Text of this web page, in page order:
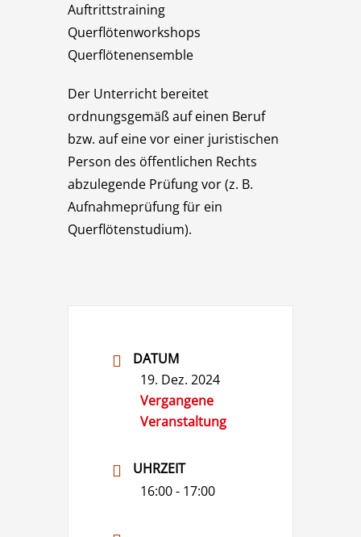
Auftrittstraining
Querflötenworkshops
Querflötenensemble
Der Unterricht bereitet
ordnungsgemäß auf einen Beruf
bzw. auf eine vor einer juristischen
Person des öffentlichen Rechts
abzulegende Prüfung vor (z. B.
Aufnahmeprüfung für ein
Querflötenstudium).
DATUM
19. Dez. 2024
Vergangene
Veranstaltung
UHRZEIT
16:00 - 17:00